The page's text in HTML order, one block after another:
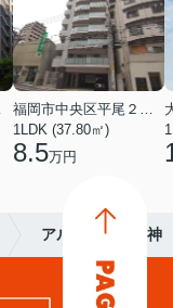
1LDK (37.80㎡)
8.5万円
アルフォート天神